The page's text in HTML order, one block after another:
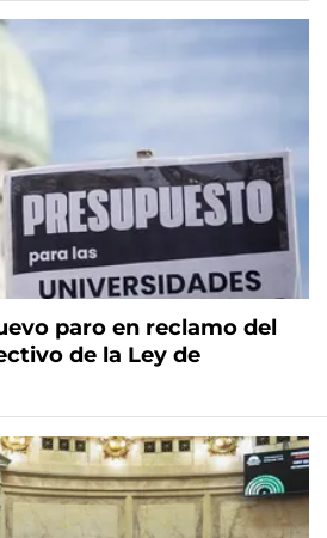
paro en reclamo del
de la Ley de